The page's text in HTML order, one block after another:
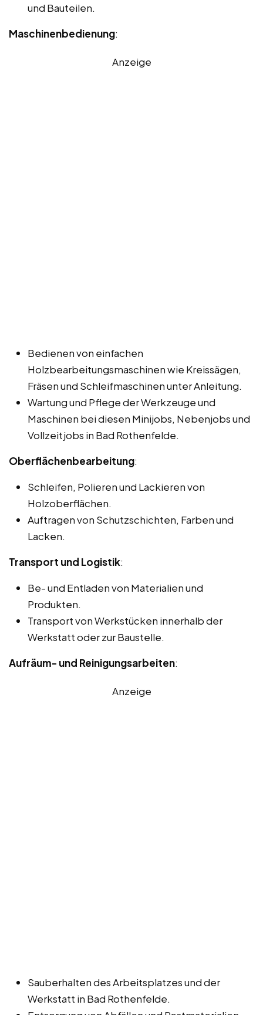
und Bauteilen.
Maschinenbedienung:
Anzeige
Bedienen von einfachen
Holzbearbeitungsmaschinen wie Kreissägen,
Fräsen und Schleifmaschinen unter Anleitung.
Wartung und Pflege der Werkzeuge und
Maschinen bei diesen Minijobs, Nebenjobs und
Vollzeitjobs in Bad Rothenfelde.
Oberflächenbearbeitung:
Schleifen, Polieren und Lackieren von
Holzoberflächen.
Auftragen von Schutzschichten, Farben und
Lacken.
Transport und Logistik:
Be- und Entladen von Materialien und
Produkten.
Transport von Werkstücken innerhalb der
Werkstatt oder zur Baustelle.
Aufräum- und Reinigungsarbeiten:
Anzeige
Sauberhalten des Arbeitsplatzes und der
Werkstatt in Bad Rothenfelde.